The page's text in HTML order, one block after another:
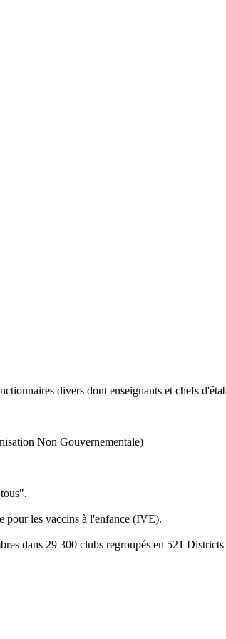
divers dont enseignants et chefs
Non Gouvernementale)
pour les vaccins à l'enfance (IVE).
dans 29 300 clubs regroupés en 521